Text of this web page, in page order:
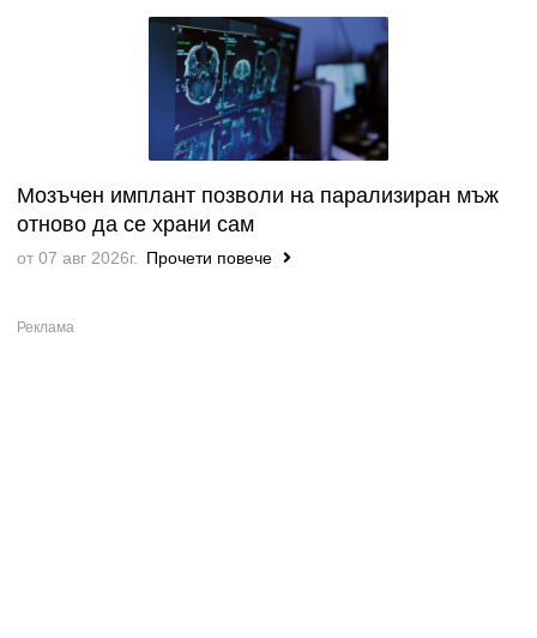
Мозъчен имплант позволи на парализиран мъж
отново да се храни сам
от 07 авг 2026г. Прочети повече